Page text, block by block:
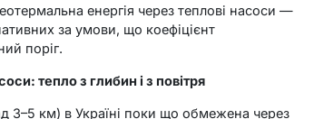
енергія через теплові насоси —
за умови, що коефіцієнт
поріг.
тепло з глибин і з повітря
3–5 км) в Україні поки що обмежена через